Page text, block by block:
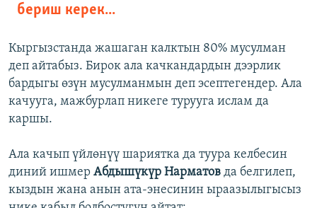
бериш керек...
Кыргызстанда жашаган калктын 80% мусулман
деп айтабыз. Бирок ала качкандардын дээрлик
бардыгы өзүн мусулманмын деп эсептегендер. Ала
качууга, мажбурлап никеге турууга ислам да
каршы.
Ала качып үйлөнүү шариятка да туура келбесин
диний ишмер Абдышүкүр Нарматов да белгилеп,
кыздын жана анын ата-энесинин ыраазылыгысыз